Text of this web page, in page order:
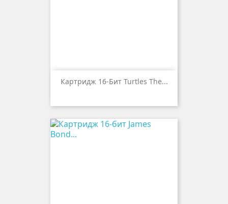
Картридж 16-Бит Turtles The...